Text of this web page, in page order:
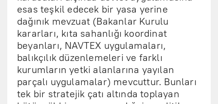
esas teşkil edecek bir yasa yerine
dağınık mevzuat (Bakanlar Kurulu
kararları, kıta sahanlığı koordinat
beyanları, NAVTEX uygulamaları,
balıkçılık düzenlemeleri ve farklı
kurumların yetki alanlarına yayılan
parçalı uygulamalar) mevcuttur. Bunları
tek bir stratejik çatı altında toplayan